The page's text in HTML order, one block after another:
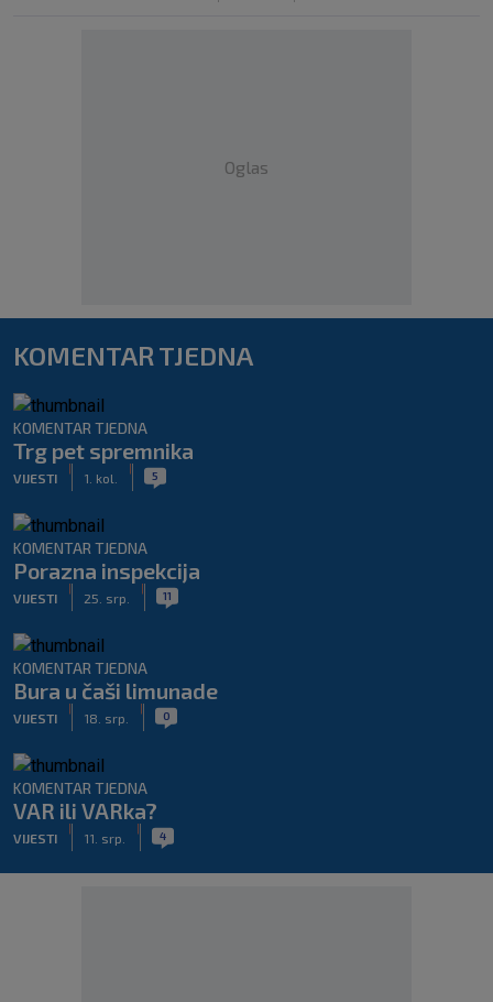
Oglas
KOMENTAR TJEDNA
KOMENTAR TJEDNA
Trg pet spremnika
VIJESTI 1. kol. 5
KOMENTAR TJEDNA
Porazna inspekcija
VIJESTI 25. srp. 11
KOMENTAR TJEDNA
Bura u čaši limunade
VIJESTI 18. srp. 0
KOMENTAR TJEDNA
VAR ili VARka?
VIJESTI 11. srp. 4